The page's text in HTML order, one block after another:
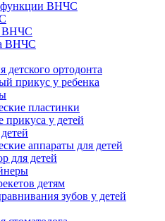
ВНЧС
ВНЧС
ВНЧС
детского ортодонта
прикус у ребенка
пластинки
прикуса у детей
аппараты для детей
для детей
детям
зубов у детей